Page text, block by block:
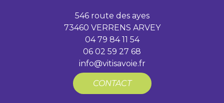
546 route des ayes
73460 VERRENS ARVEY
04 79 84 11 54
06 02 59 27 68
info@vitisavoie.fr
CONTACT